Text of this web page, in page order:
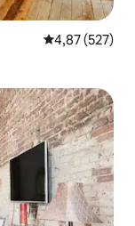
4,87 ud af 5 i
4,87 (527)